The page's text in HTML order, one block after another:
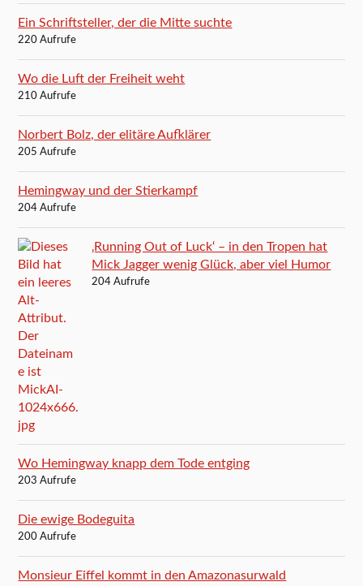
Ein Schriftsteller, der die Mitte suchte
220 Aufrufe
Wo die Luft der Freiheit weht
210 Aufrufe
Norbert Bolz, der elitäre Aufklärer
205 Aufrufe
Hemingway und der Stierkampf
204 Aufrufe
‚Running Out of Luck‘ – in den Tropen hat
Mick Jagger wenig Glück, aber viel Humor
204 Aufrufe
Wo Hemingway knapp dem Tode entging
203 Aufrufe
Die ewige Bodeguita
200 Aufrufe
Monsieur Eiffel kommt in den Amazonasurwald